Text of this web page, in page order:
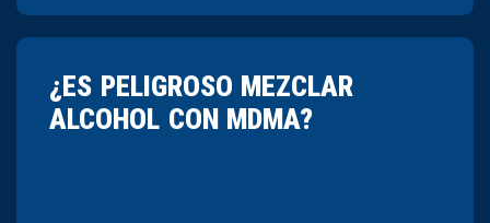
¿ES PELIGROSO MEZCLAR
ALCOHOL CON MDMA?